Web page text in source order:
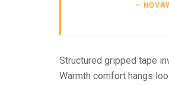
Structured gripped tape
Warmth comfort hangs